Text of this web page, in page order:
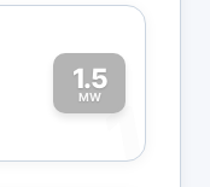
1.5
MW1